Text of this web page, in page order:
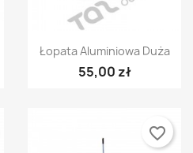
Szybki podgląd
Łopata Aluminiowa Duża
55,00 zł
favorite_border